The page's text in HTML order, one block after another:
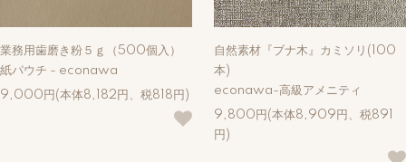
業務用歯磨き粉５ｇ（500個入）
紙パウチ - econawa
9,000円(本体8,182円、税818円)
自然素材『ブナ木』カミソリ(100
本)
econawa-高級アメニティ
9,800円(本体8,909円、税891
円)